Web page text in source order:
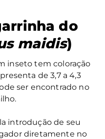
do
maidis)
inseto tem coloração
de 3,7 a 4,3
ser encontrado no
introdução de seu
diretamente no